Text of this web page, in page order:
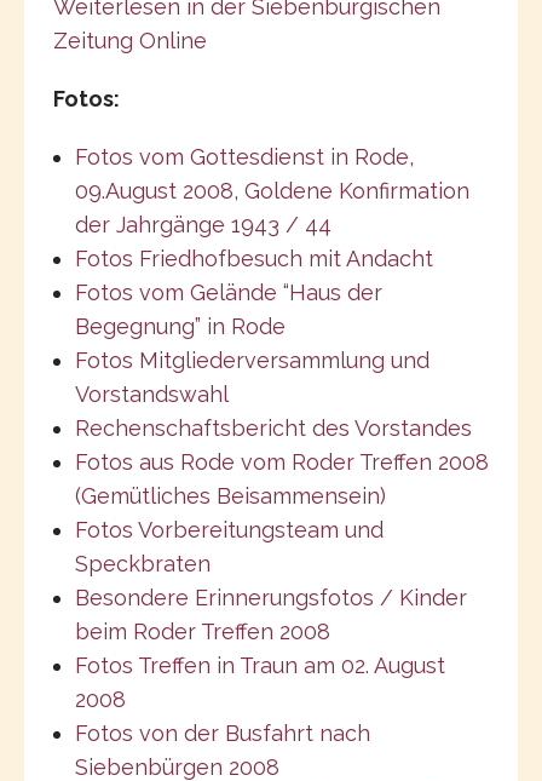
Weiterlesen in der Siebenbürgischen
Zeitung Online
Fotos:
Fotos vom Gottesdienst in Rode,
09.August 2008, Goldene Konfirmation
der Jahrgänge 1943 / 44
Fotos Friedhofbesuch mit Andacht
Fotos vom Gelände “Haus der
Begegnung” in Rode
Fotos Mitgliederversammlung und
Vorstandswahl
Rechenschaftsbericht des Vorstandes
Fotos aus Rode vom Roder Treffen 2008
(Gemütliches Beisammensein)
Fotos Vorbereitungsteam und
Speckbraten
Besondere Erinnerungsfotos / Kinder
beim Roder Treffen 2008
Fotos Treffen in Traun am 02. August
2008
Fotos von der Busfahrt nach
Siebenbürgen 2008